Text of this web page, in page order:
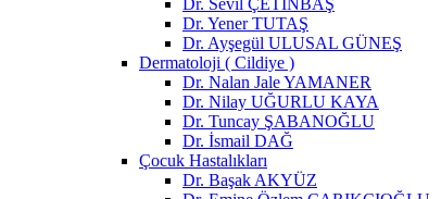
Dr. Yener TUTAŞ
Dr. Ayşegül ULUSAL GÜNEŞ
Dermatoloji ( Cildiye )
Dr. Nalan Jale YAMANER
Dr. Nilay UĞURLU KAYA
Dr. Tuncay ŞABANOĞLU
Dr. İsmail DAĞ
Çocuk Hastalıkları
Dr. Başak AKYÜZ